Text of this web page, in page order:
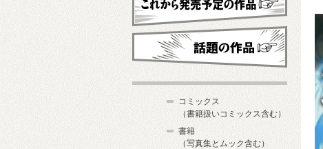
これから発売予定
コミックス
（書籍扱いコミックス含む）
書籍
（写真集とムック含む）